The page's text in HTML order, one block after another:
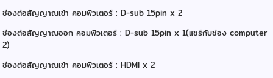
ช่องต่อสัญญาณเข้า คอมพิวเตอร์ : D-sub 15pin x 2
ช่องต่อสัญญาณออก คอมพิวเตอร์ : D-sub 15pin x 1(แชร์กับช่อง computer
2)
ช่องต่อสัญญาณเข้า คอมพิวเตอร์ : HDMI x 2